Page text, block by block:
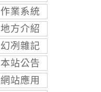
作業系統
地方介紹
幻冽雜記
本站公告
網站應用